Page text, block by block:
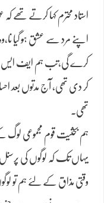
استاد محترم کہا کرتے
اپنے مرد سے عشق ہو گیا
کرے گی،تب ہم ایف ایس
کر دی تھی، آج مدتوں بعد
تھی۔
ہم بحثیت قوم مجموعی لوگ
یہاں تک کہ لوگوں کی پرسنل
وقتی مذاق کے لئے ہم تو